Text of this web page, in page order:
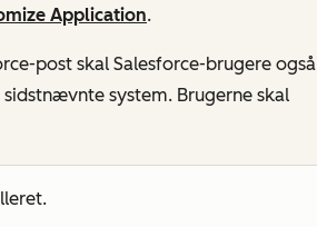
Application.
post skal Salesforce-brugere også
system. Brugerne skal